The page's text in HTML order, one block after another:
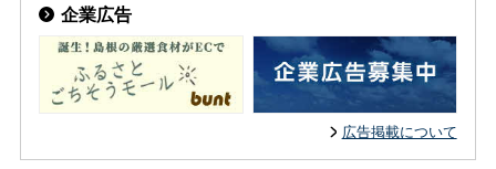
企業広告
広告掲載について